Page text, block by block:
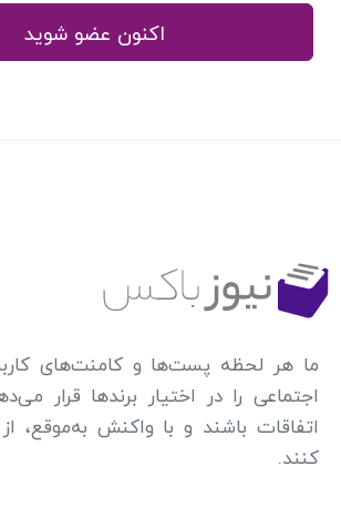
اکنون عضو شوید
ما هر لحظه پست‌ها و کامنت‌های
اجتماعی را در اختیار برندها قرار
اتفاقات باشند و با واکنش به‌موقع،
کنند.